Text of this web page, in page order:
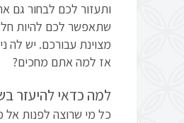
ותעזור לכם לבחור גם
שתאפשר לכם להיות חלק
מצוינת עבורכם. יש לה
אז למה אתם מחכים?
למה כדאי להיעזר
כל מי שרוצה לפנות אל